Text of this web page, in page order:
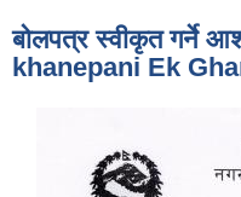
बोलपत्र स्वीकृत
khanepani Ek